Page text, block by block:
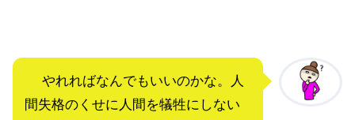
やれればなんでもいいのかな。人
間失格のくせに人間を犠牲にしない